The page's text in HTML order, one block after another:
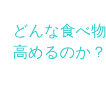
どんな食べ
高めるのか？